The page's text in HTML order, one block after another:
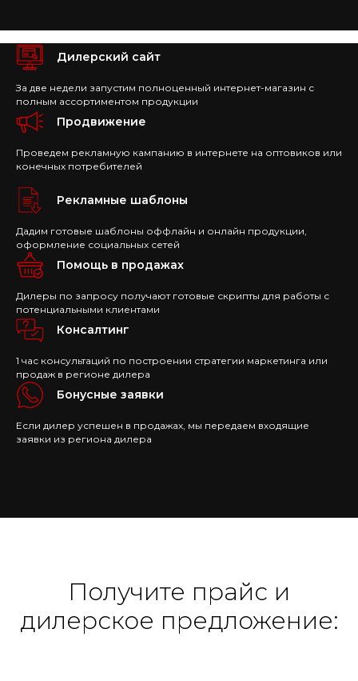
Дилерский сайт
За две недели запустим полноценный интернет-магазин с
полным ассортиментом продукции
Продвижение
Проведем рекламную кампанию в интернете на оптовиков или
конечных потребителей
Рекламные шаблоны
Дадим готовые шаблоны оффлайн и онлайн продукции,
оформление социальных сетей
Помощь в продажах
Дилеры по запросу получают готовые скрипты для работы с
потенциальными клиентами
Консалтинг
1 час консультаций по построении стратегии маркетинга или
продаж в регионе дилера
Бонусные заявки
Если дилер успешен в продажах, мы передаем входящие
заявки из региона дилера
Получите прайс и
дилерское предложение: